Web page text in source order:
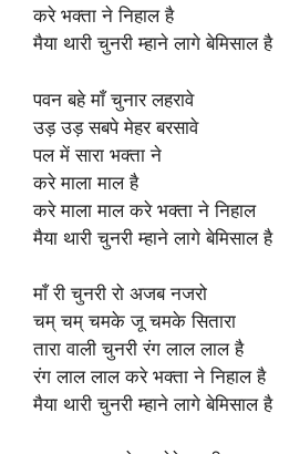
करे भक्ता ने निहाल है
मैया थारी चुनरी म्हाने लागे बेमिसाल है
पवन बहे माँ चुनार लहरावे
उड़ उड़ सबपे मेहर बरसावे
पल में सारा भक्ता ने
करे माला माल है
करे माला माल करे भक्ता ने निहाल
मैया थारी चुनरी म्हाने लागे बेमिसाल है
माँ री चुनरी रो अजब नजरो
चम् चम् चमके जू चमके सितारा
तारा वाली चुनरी रंग लाल लाल है
रंग लाल लाल करे भक्ता ने निहाल है
मैया थारी चुनरी म्हाने लागे बेमिसाल है